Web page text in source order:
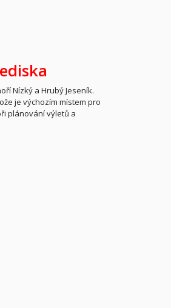
Nízký a Hrubý Jeseník.
je výchozím místem pro
plánování výletů a